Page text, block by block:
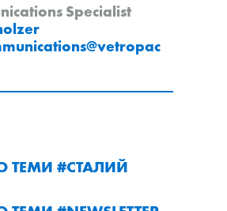
Specialist
@vetropac
ТЕМИ #СТАЛИЙ